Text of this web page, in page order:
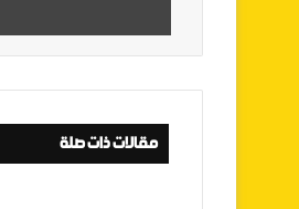
مقالات ذات صلة